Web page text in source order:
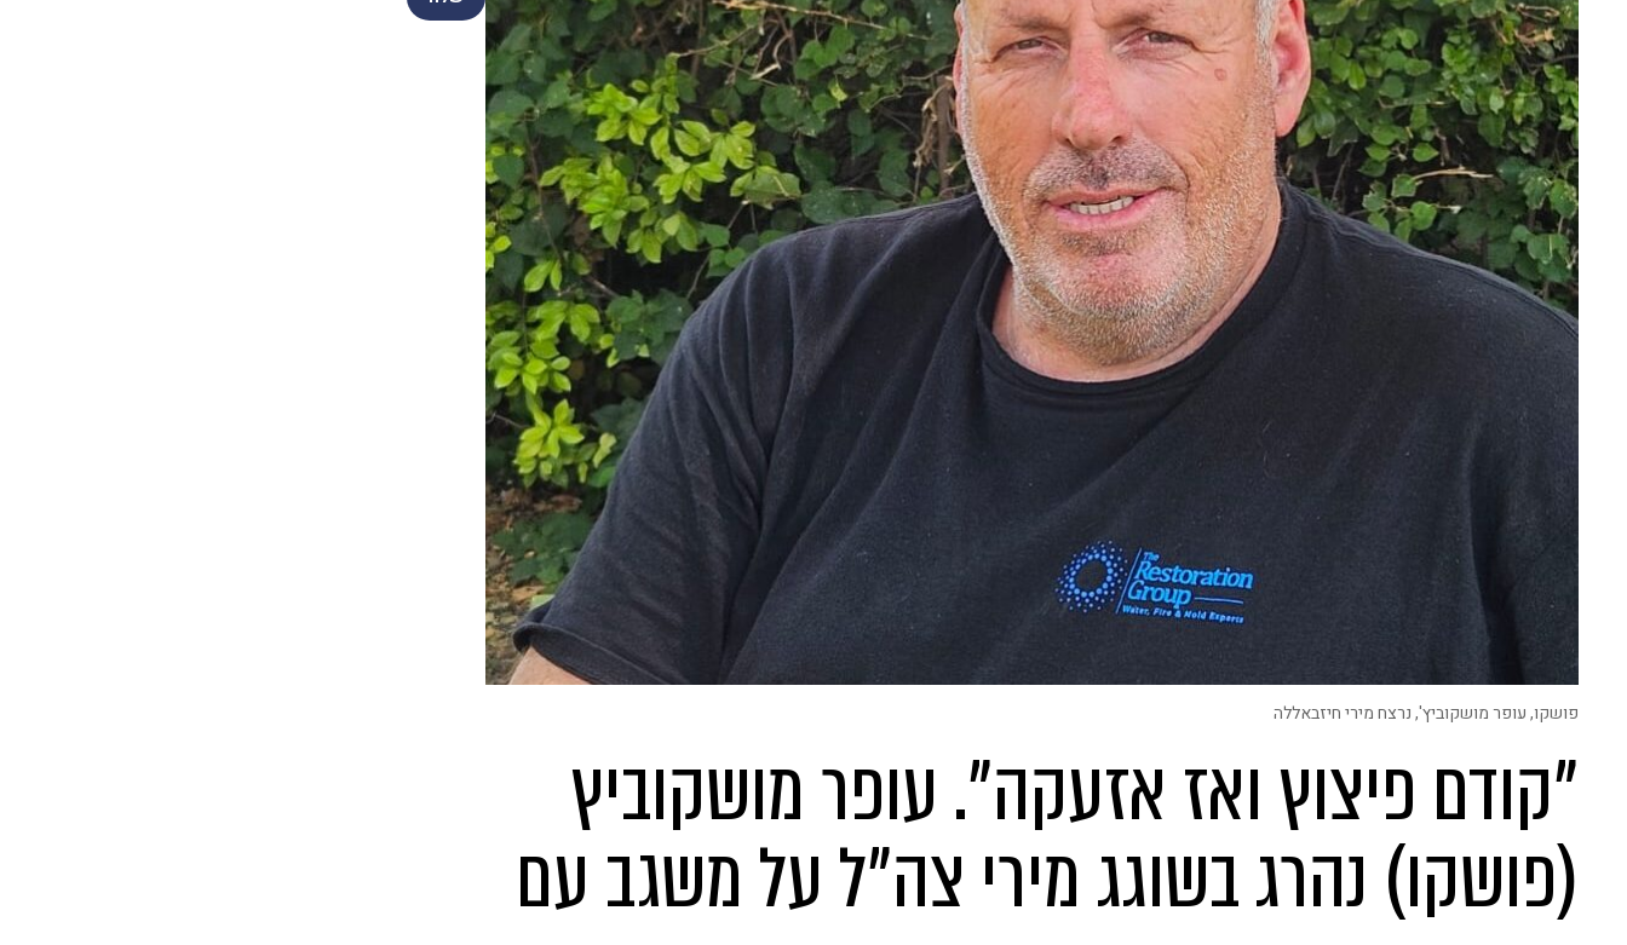
פושקו, עופר מושקוביץ', נרצח מירי חיזבאללה
"קודם פיצוץ ואז אזעקה". עופר מושקוביץ
(פושקו) נהרג בשוגג מירי צה"ל על משגב עם